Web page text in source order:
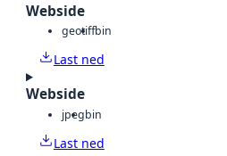
Webside
geotiffbin
Last ned
Webside
jpegbin
Last ned